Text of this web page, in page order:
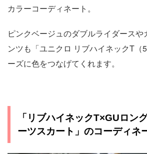
カラーコーディネート。
ピンクベージュのダブルライダース
ンツも「ユニクロ リブハイネックT（
ーズに色をつなげてくれます。
「リブハイネックT×GUロン
ーツスカート」のコーディネ